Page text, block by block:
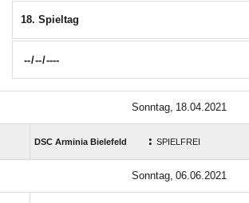
18. Spieltag
 
DSC Arminia Bielefeld : SPIELFREI
 